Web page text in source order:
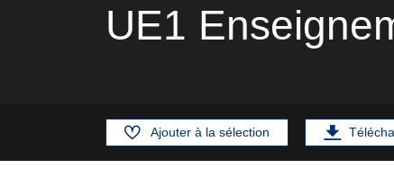
UE1
Ajouter à la sélection